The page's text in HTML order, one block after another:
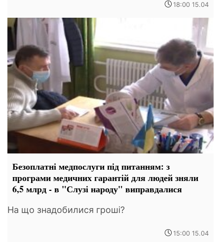
18:00 15.04
Безоплатні медпослуги під питанням: з
програми медичних гарантій для людей зняли
6,5 млрд - в "Слузі народу" виправдалися
На що знадобилися гроші?
15:00 15.04